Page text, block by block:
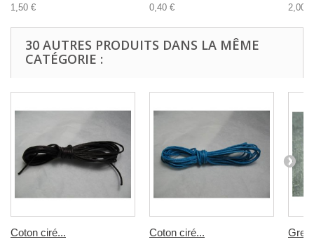
1,50 €
0,40 €
2,00 €
30 AUTRES PRODUITS DANS LA MÊME
CATÉGORIE :
Coton ciré... Coton ciré...